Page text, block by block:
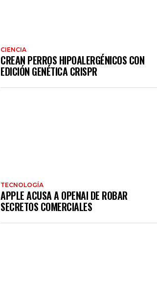
CIENCIA
CREAN PERROS HIPOALERGÉNICOS CON
EDICIÓN GENÉTICA CRISPR
TECNOLOGÍA
APPLE ACUSA A OPENAI DE ROBAR
SECRETOS COMERCIALES